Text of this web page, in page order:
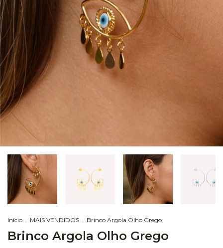
Início MAIS VENDIDOS Brinco Argola Olho Grego
Brinco Argola Olho Grego